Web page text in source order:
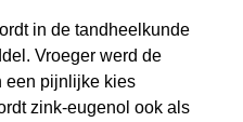
in de tandheelkunde
Vroeger werd de
een pijnlijke kies
zink-eugenol ook als